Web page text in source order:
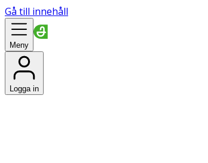
Gå till innehåll
Meny
Logga in